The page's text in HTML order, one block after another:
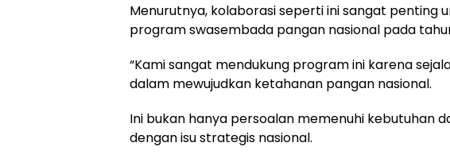
Menurutnya, kolaborasi seperti ini sangat penting
program swasembada pangan nasional pada
“Kami sangat mendukung program ini karena
dalam mewujudkan ketahanan pangan nasional.
Ini bukan hanya persoalan memenuhi kebutuhan
dengan isu strategis nasional.